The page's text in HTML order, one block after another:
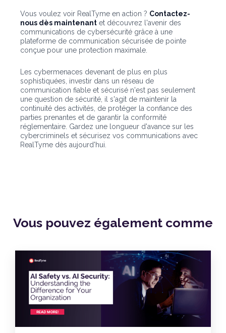
Vous voulez voir RealTyme en action ? Contactez-
nous dès maintenant et découvrez l'avenir des
communications de cybersécurité grâce à une
plateforme de communication sécurisée de pointe
conçue pour une protection maximale.
Les cybermenaces devenant de plus en plus
sophistiquées, investir dans un réseau de
communication fiable et sécurisé n'est pas seulement
une question de sécurité, il s'agit de maintenir la
continuité des activités, de protéger la confiance des
parties prenantes et de garantir la conformité
réglementaire. Gardez une longueur d'avance sur les
cybercriminels et sécurisez vos communications avec
RealTyme dès aujourd'hui.
Vous pouvez également comme